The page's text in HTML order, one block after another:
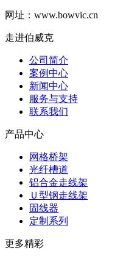
网址：www.bowvic.cn
走进伯威克
公司简介
案例中心
新闻中心
服务与支持
联系我们
产品中心
网格桥架
光纤槽道
铝合金走线架
Ｕ型钢走线架
固线器
定制系列
更多精彩